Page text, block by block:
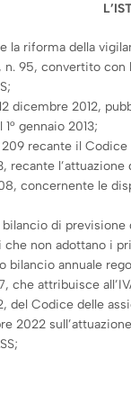
la riforma della
n. 95, convertito
dicembre 2012,
gennaio 2013;
recante il Codice
recante
concernente le
di
non adottano i
annuale
che attribuisce
del Codice delle
2022